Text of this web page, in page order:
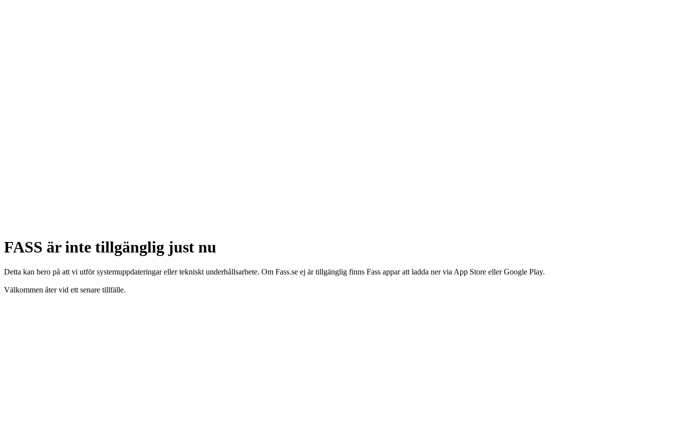
FASS är inte tillgänglig just nu
Detta kan bero på att vi utför systemuppdateringar eller tekniskt underhållsarbete. Om Fass.se ej är tillgänglig finns Fass appar att ladda ner via App Store eller Google Play.
Välkommen åter vid ett senare tillfälle.